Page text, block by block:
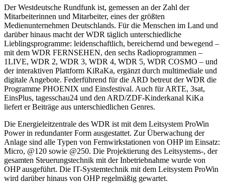
Der Westdeutsche Rundfunk ist, gemessen an der Zahl der
Mitarbeiterinnen und Mitarbeiter, eines der größten
Medienunternehmen Deutschlands. Für die Menschen im Land und
darüber hinaus macht der WDR täglich unterschiedliche
Lieblingsprogramme: leidenschaftlich, bereichernd und bewegend –
mit dem WDR FERNSEHEN, den sechs Radioprogrammen –
1LIVE, WDR 2, WDR 3, WDR 4, WDR 5, WDR COSMO – und
der interaktiven Plattform KiRaKa, ergänzt durch multimediale und
digitale Angebote. Federführend für die ARD betreut der WDR die
Programme PHOENIX und Einsfestival. Auch für ARTE, 3sat,
EinsPlus, tagesschau24 und den ARD/ZDF-Kinderkanal KiKa
liefert er Beiträge aus unterschiedlichen Genres.
Die Energieleitzentrale des WDR ist mit dem Leitsystem ProWin
Power in redundanter Form ausgestattet. Zur Überwachung der
Anlage sind alle Typen von Fernwirkstationen von OHP im Einsatz:
Micro, @120 sowie @250. Die Projektierung des Leitsystems-, der
gesamten Steuerungstechnik mit der Inbetriebnahme wurde von
OHP ausgeführt. Die IT-Systemtechnik mit dem Leitsystem ProWin
wird darüber hinaus von OHP regelmäßig gewartet.